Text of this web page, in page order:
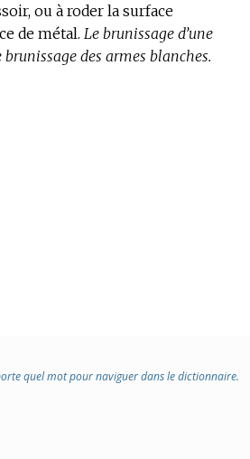
ou à roder la surface
de métal. Le brunissage d’une
brunissage des armes blanches.
quel mot pour naviguer dans le dictionnaire.